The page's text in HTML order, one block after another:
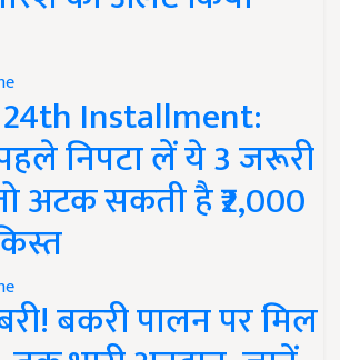
Installment:
निपटा लें ये 3 जरूरी
अटक सकती है ₹2,000
बकरी पालन पर मिल